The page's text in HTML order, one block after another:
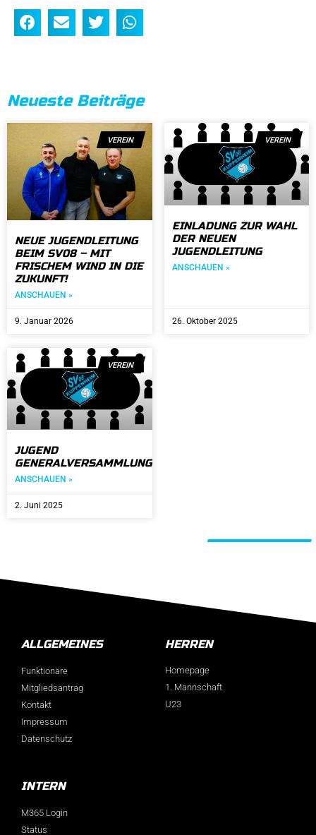
Neueste Beiträge
VEREIN
NEUE JUGENDLEITUNG
BEIM SV08 – MIT
FRISCHEM WIND IN DIE
ZUKUNFT!
ANSCHAUEN »
9. Januar 2026
VEREIN
EINLADUNG ZUR WAHL
DER NEUEN
JUGENDLEITUNG
ANSCHAUEN »
26. Oktober 2025
VEREIN
JUGEND
GENERALVERSAMMLUNG
ANSCHAUEN »
2. Juni 2025
ALLGEMEINES
Funktionäre
Mitgliedsantrag
Kontakt
Impressum
Datenschutz
HERREN
Homepage
1. Mannschaft
U23
INTERN
M365 Login
Status